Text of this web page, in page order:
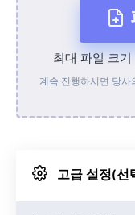
최대 파일 크기
계속 진행하시면 당사
고급 설정(선